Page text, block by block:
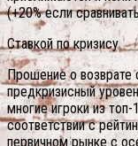
(+20% если
Ставкой по кризису
Прошение о возврате
предкризисный
многие игроки из
соответствии с
первичном рынке с